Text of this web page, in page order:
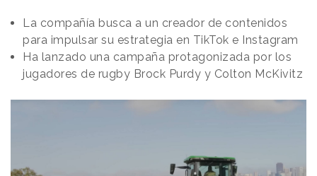
La compañía busca a un creador de contenidos
para impulsar su estrategia en TikTok e Instagram
Ha lanzado una campaña protagonizada por los
jugadores de rugby Brock Purdy y Colton McKivitz